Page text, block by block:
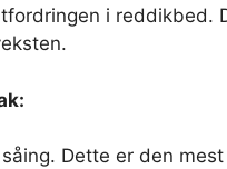
i reddikbed.
Dette er den